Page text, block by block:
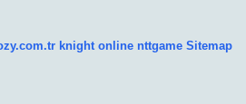
knight online nttgame Sitemap